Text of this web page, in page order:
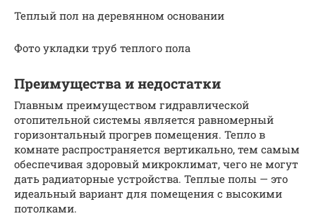
Теплый пол на деревянном основании
Фото укладки труб теплого пола
Преимущества и недостатки
Главным преимуществом гидравлической
отопительной системы является равномерный
горизонтальный прогрев помещения. Тепло в
комнате распространяется вертикально, тем самым
обеспечивая здоровый микроклимат, чего не могут
дать радиаторные устройства. Теплые полы — это
идеальный вариант для помещения с высокими
потолками.